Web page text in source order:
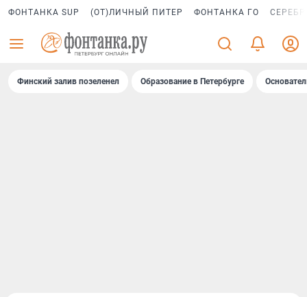
ФОНТАНКА SUP (ОТ)ЛИЧНЫЙ ПИТЕР ФОНТАНКА ГО
Финский залив позеленел Образование в Петербурге